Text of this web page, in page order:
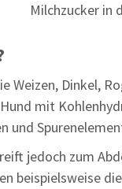
Milchzucker in
Weizen, Dinkel,
mit
und
jedoch zum
beispielsweise die